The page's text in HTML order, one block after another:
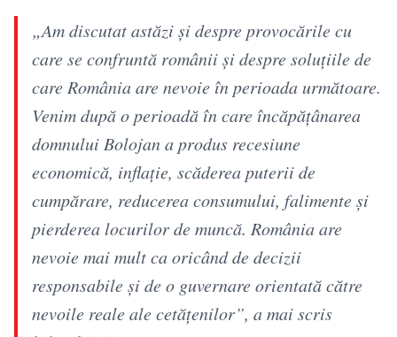
„Am discutat astăzi și despre provocările cu
care se confruntă românii și despre soluțiile de
care România are nevoie în perioada următoare.
Venim după o perioadă în care încăpățânarea
domnului Bolojan a produs recesiune
economică, inflație, scăderea puterii de
cumpărare, reducerea consumului, falimente și
pierderea locurilor de muncă. România are
nevoie mai mult ca oricând de decizii
responsabile și de o guvernare orientată către
nevoile reale ale cetățenilor”, a mai scris